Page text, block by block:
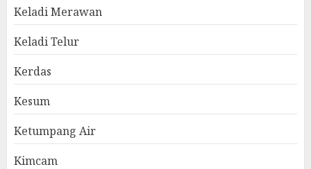
Keladi Merawan
Keladi Telur
Kerdas
Kesum
Ketumpang Air
Kimcam